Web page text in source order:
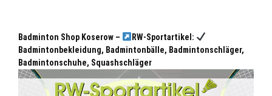
Badminton Shop Koserow –
RW-Sportartikel:
Badmintonbekleidung, Badmintonbälle, Badmintonschläger,
Badmintonschuhe, Squashschläger